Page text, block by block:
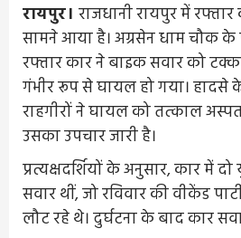
रायपुर। राजधानी रायपुर में
सामने आया है। अग्रसेन धाम चौक के
रफ्तार कार ने बाइक सवार को
गंभीर रूप से घायल हो गया। हादसे
राहगीरों ने घायल को तत्काल
उसका उपचार जारी है।
प्रत्यक्षदर्शियों के अनुसार, कार में
सवार थीं, जो रविवार की वीकेंड
लौट रहे थे। दुर्घटना के बाद कार